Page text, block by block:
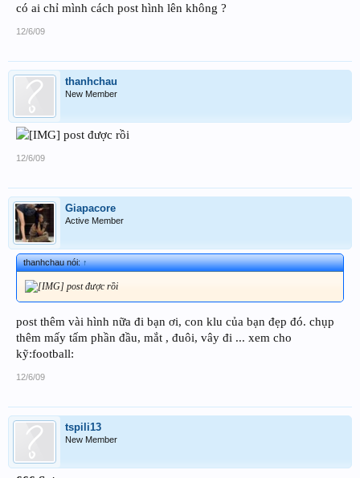
có ai chỉ mình cách post hình lên không ?
12/6/09
thanhchau
New Member
post được rồi
12/6/09
Giapacore
Active Member
thanhchau nói:↑
post được rồi
post thêm vài hình nữa đi bạn ơi, con klu của bạn đẹp đó. chụp
thêm mấy tấm phần đầu, mắt , đuôi, vây đi ... xem cho
kỹ:football:
12/6/09
tspili13
New Member